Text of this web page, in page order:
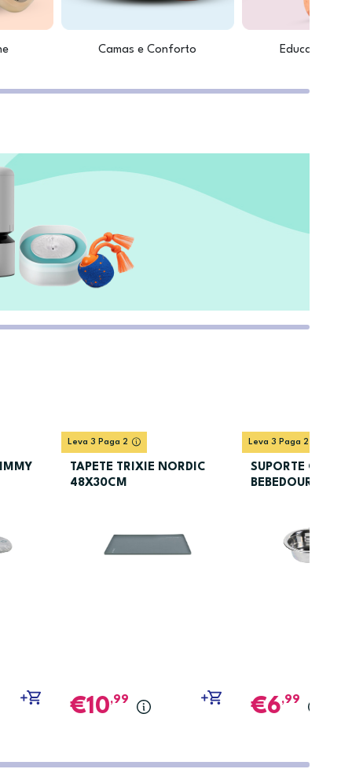
Camas e Conforto Educação e
Leva 3 Paga 2
TAPETE TRIXIE NORDIC
48X30CM
10,99
Leva 3 Paga 2
SUPORTE
BEBEDOURO
6,99